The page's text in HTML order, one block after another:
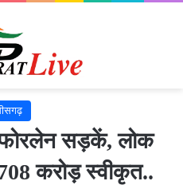
सड़कें, लोक
708 करोड़ स्वीकृत..